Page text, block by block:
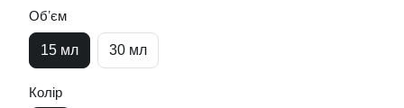
Обʼєм
15 мл 30 мл
Колір